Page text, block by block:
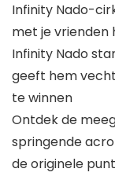
Infinity Nado-
met je vrienden
Infinity Nado
geeft hem
te winnen
Ontdek de
springende
de originele